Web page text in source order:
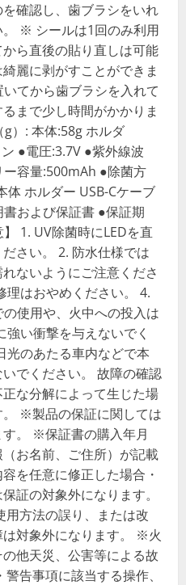
確認し、歯ブラシをいれ
※ シールは1回のみ利用
ら直後の貼り直しは可能
麗に剥がすことができま
てから歯ブラシを入れて
まで少し時間がかかりま
）: 本体:58g ホルダ
●電圧:3.7V ●紫外線波
容量:500mAh ●除菌方
ホルダー USB-Cケーブ
および保証書 ●保証期
1. UV除菌時にLEDを直
さい。 2. 防水仕様では
ないようにご注意くださ
理はおやめください。 4.
使用や、火中への投入は
い衝撃を与えないでく
光のあたる車内などで本
でください。 故障の確認
な分解によって生じた場
※製品の保証に関しては
。 ※保証書の購入年月
お名前、ご住所）が記載
を任意に修正した場合・
証の対象外になります。
方法の誤り、または改
対象外になります。 ※火
他天災、公害等による故
告事項に該当する操作、